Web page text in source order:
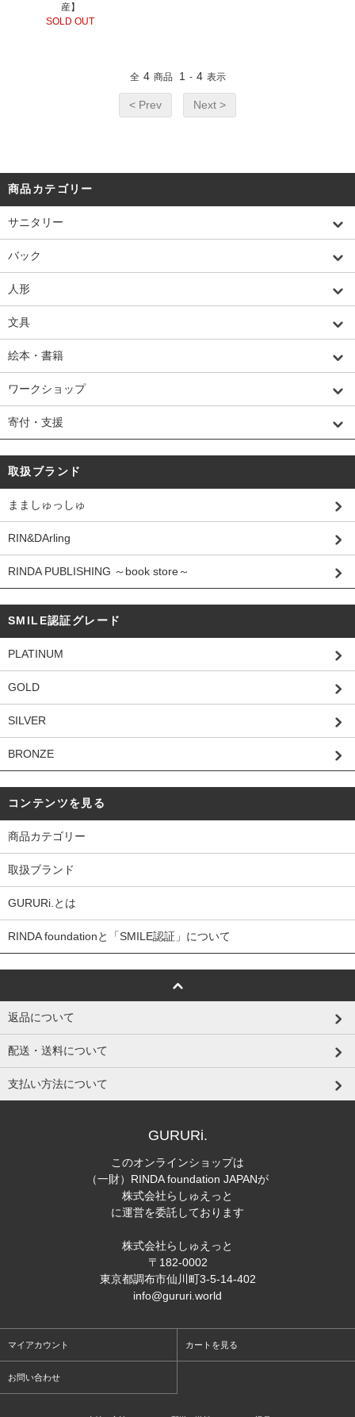
産】
SOLD OUT
全 4 商品 1 - 4 表示
< Prev Next >
商品カテゴリー
サニタリー
バック
人形
文具
絵本・書籍
ワークショップ
寄付・支援
取扱ブランド
まましゅっしゅ
RIN&DArling
RINDA PUBLISHING ～book store～
SMILE認証グレード
PLATINUM
GOLD
SILVER
BRONZE
コンテンツを見る
商品カテゴリー
取扱ブランド
GURURi.とは
RINDA foundationと「SMILE認証」について
返品について
配送・送料について
支払い方法について
GURURi.
このオンラインショップは
（一財）RINDA foundation JAPANが
株式会社らしゅえっと
に運営を委託しております
株式会社らしゅえっと
〒182-0002
東京都調布市仙川町3-5-14-402
info@gururi.world
マイアカウント カートを見る
お問い合わせ